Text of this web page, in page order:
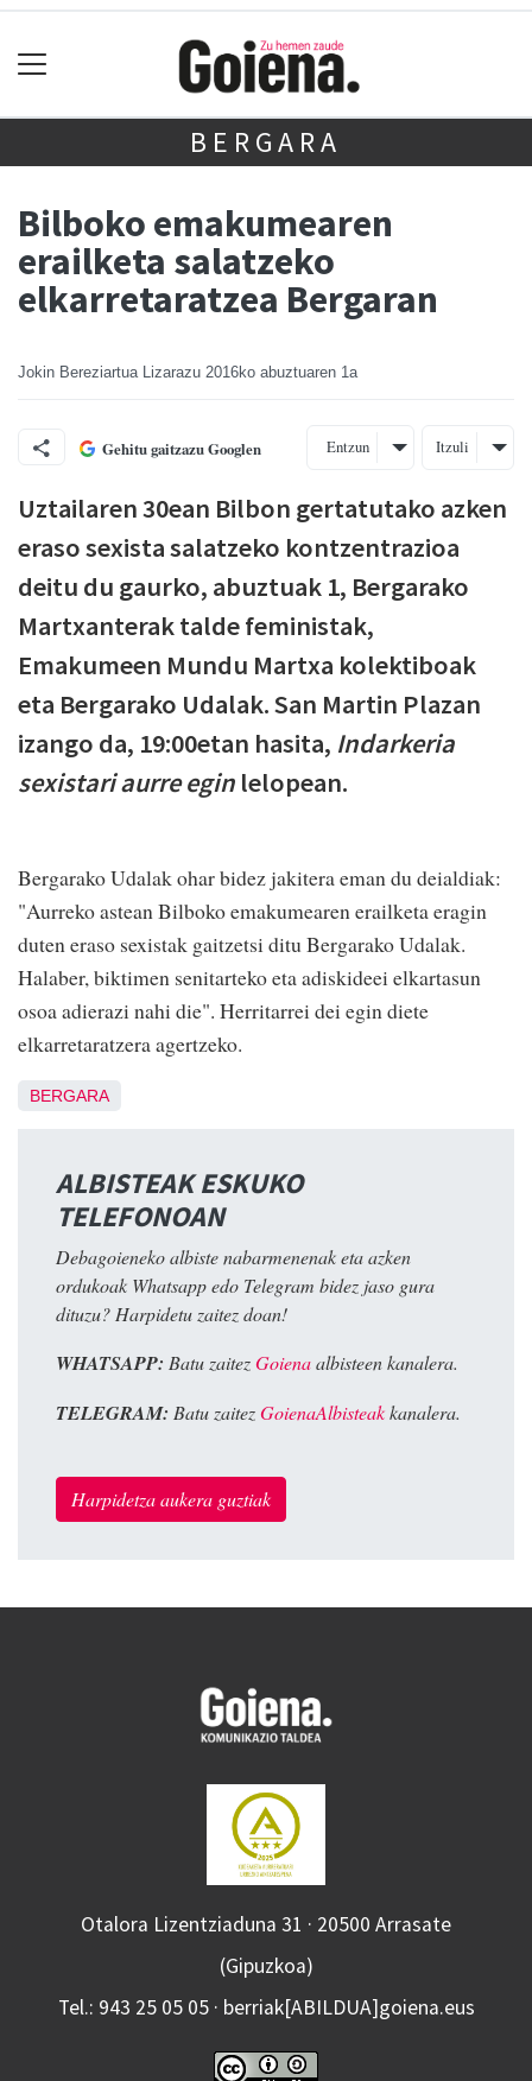
BERGARA
Bilboko emakumearen
erailketa salatzeko
elkarretaratzea Bergaran
Jokin Bereziartua Lizarazu 2016ko abuztuaren 1a
Gehitu gaitzazu Googlen Entzun Itzuli
Uztailaren 30ean Bilbon gertatutako azken
eraso sexista salatzeko kontzentrazioa
deitu du gaurko, abuztuak 1, Bergarako
Martxanterak talde feministak,
Emakumeen Mundu Martxa kolektiboak
eta Bergarako Udalak. San Martin Plazan
izango da, 19:00etan hasita, Indarkeria
sexistari aurre egin lelopean.
Bergarako Udalak ohar bidez jakitera eman du deialdiak:
"Aurreko astean Bilboko emakumearen erailketa eragin
duten eraso sexistak gaitzetsi ditu Bergarako Udalak.
Halaber, biktimen senitarteko eta adiskideei elkartasun
osoa adierazi nahi die". Herritarrei dei egin diete
elkarretaratzera agertzeko.
BERGARA
ALBISTEAK ESKUKO
TELEFONOAN
Debagoieneko albiste nabarmenenak eta azken
ordukoak Whatsapp edo Telegram bidez jaso gura
dituzu? Harpidetu zaitez doan!
WHATSAPP: Batu zaitezGoienaalbisteen kanalera.
TELEGRAM: Batu zaitezGoienaAlbisteakkanalera.
Harpidetza aukera guztiak
Otalora Lizentziaduna 31 · 20500 Arrasate
(Gipuzkoa)
Tel.: 943 25 05 05 · berriak[ABILDUA]goiena.eus